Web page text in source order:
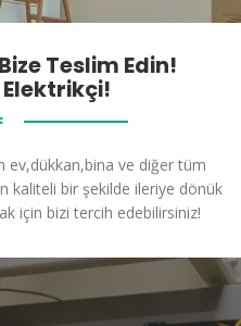
Teslim Edin!
ev,dükkan,bina ve diğer tüm
kaliteli bir şekilde ileriye dönük
için bizi tercih edebilirsiniz!